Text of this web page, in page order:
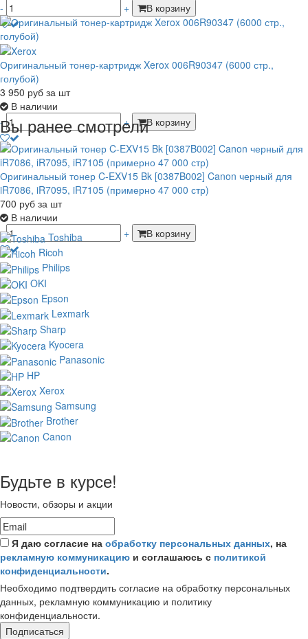
-
+ В корзину
Оригинальный тонер-картридж Xerox 006R90347 (6000 стр.,
голубой)
3 950 руб за шт
В наличии
-
+ В корзину
Вы ранее смотрели
Оригинальный тонер C-EXV15 Bk [0387B002] Canon черный для
iR7086, iR7095, iR7105 (примерно 47 000 стр)
700 руб за шт
В наличии
-
+ В корзину
Toshiba
Ricoh
Philips
OKI
Epson
Lexmark
Sharp
Kyocera
Panasonic
HP
Xerox
Samsung
Brother
Canon
Будьте в курсе!
Новости, обзоры и акции
Я даю согласие на обработку персональных данных, на
рекламную коммуникацию и соглашаюсь с политикой
конфиденциальности.
Необходимо подтвердить согласие на обработку персональных
данных, рекламную коммуникацию и политику
конфиденциальности.
Подписаться